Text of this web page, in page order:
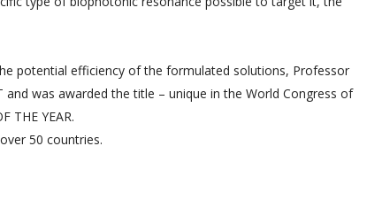
potential efficiency of the formulated solutions, Professor
and was awarded the title – unique in the World Congress of
THE YEAR.
50 countries.